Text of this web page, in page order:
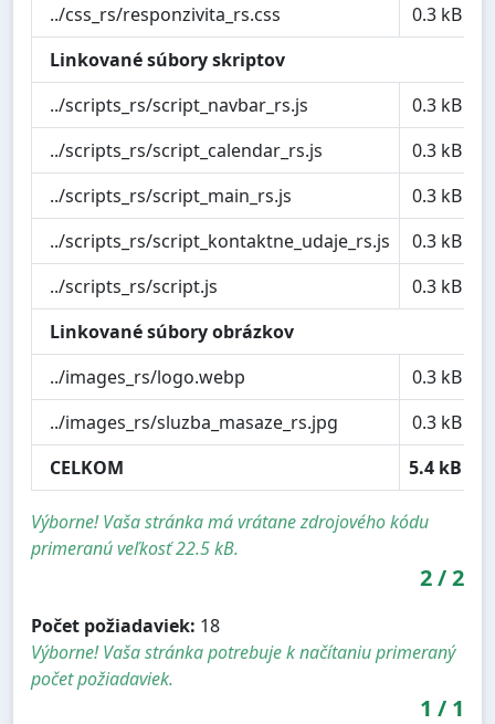
../css_rs/responzivita_rs.css
0.3 kB
Linkované súbory skriptov
../scripts_rs/script_navbar_rs.js
0.3 kB
../scripts_rs/script_calendar_rs.js
0.3 kB
../scripts_rs/script_main_rs.js
0.3 kB
../scripts_rs/script_kontaktne_udaje_rs.js
0.3 kB
../scripts_rs/script.js
0.3 kB
Linkované súbory obrázkov
../images_rs/logo.webp
0.3 kB
../images_rs/sluzba_masaze_rs.jpg
0.3 kB
CELKOM
5.4 kB
Výborne! Vaša stránka má vrátane zdrojového kódu
primeranú veľkosť 22.5 kB.
2/2
Počet požiadaviek: 18
Výborne! Vaša stránka potrebuje k načítaniu primeraný
počet požiadaviek.
1 / 1